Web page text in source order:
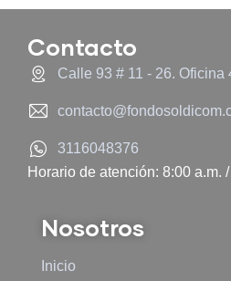
Contacto
Calle 93 # 11 - 26. Oficina
3116048376
Horario de atención: 8:00 a.m.
Nosotros
Inicio